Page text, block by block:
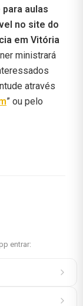
aulas
no site do
em Vitória
ministrará
através
” ou pelo
entrar: